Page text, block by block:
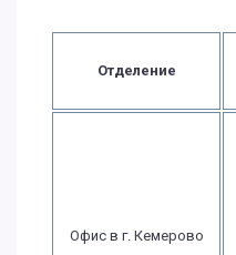
Отделение
Офис в г. Кемерово